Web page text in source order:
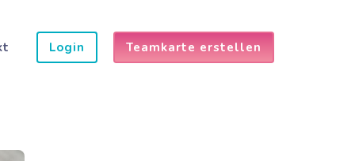
Login Teamkarte erstellen